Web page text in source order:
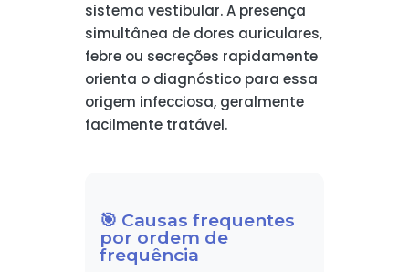
sistema vestibular. A presença
simultânea de dores auriculares,
febre ou secreções rapidamente
orienta o diagnóstico para essa
origem infecciosa, geralmente
facilmente tratável.
🎯 Causas frequentes
por ordem de
frequência